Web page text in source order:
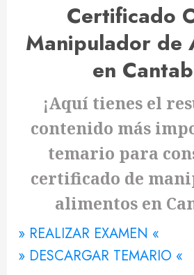
Certificado
Manipulador de
en
¡Aquí tienes el
contenido más
temario para
certificado de
alimentos en
» REALIZAR EXAMEN «
» DESCARGAR TEMARIO «